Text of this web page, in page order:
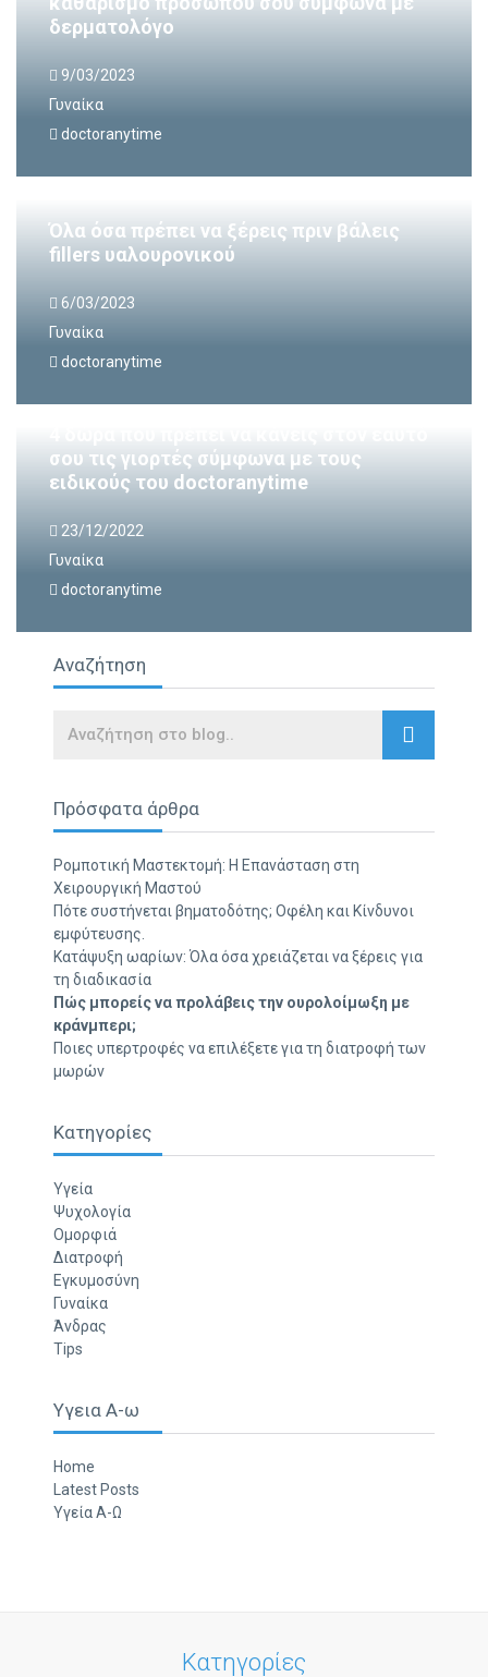
δερματολόγο
9/03/2023
Γυναίκα
doctoranytime
Όλα όσα πρέπει να ξέρεις πριν βάλεις
fillers υαλουρονικού
6/03/2023
Γυναίκα
doctoranytime
σου τις γιορτές σύμφωνα με τους
ειδικούς του doctoranytime
23/12/2022
Γυναίκα
doctoranytime
Αναζήτηση
Search
Πρόσφατα άρθρα
Ρομποτική Μαστεκτομή: Η Επανάσταση στη
Χειρουργική Μαστού
Πότε συστήνεται βηματοδότης; Οφέλη και Κίνδυνοι
εμφύτευσης.
Κατάψυξη ωαρίων: Όλα όσα χρειάζεται να ξέρεις για
τη διαδικασία
Πώς μπορείς να προλάβεις την ουρολοίμωξη με
κράνμπερι;
Ποιες υπερτροφές να επιλέξετε για τη διατροφή των
μωρών
Κατηγορίες
Υγεία
Ψυχολογία
Ομορφιά
Διατροφή
Εγκυμοσύνη
Γυναίκα
Άνδρας
Tips
Υγεια Α-ω
Home
Latest Posts
Υγεία Α-Ω
Κατηγορίες